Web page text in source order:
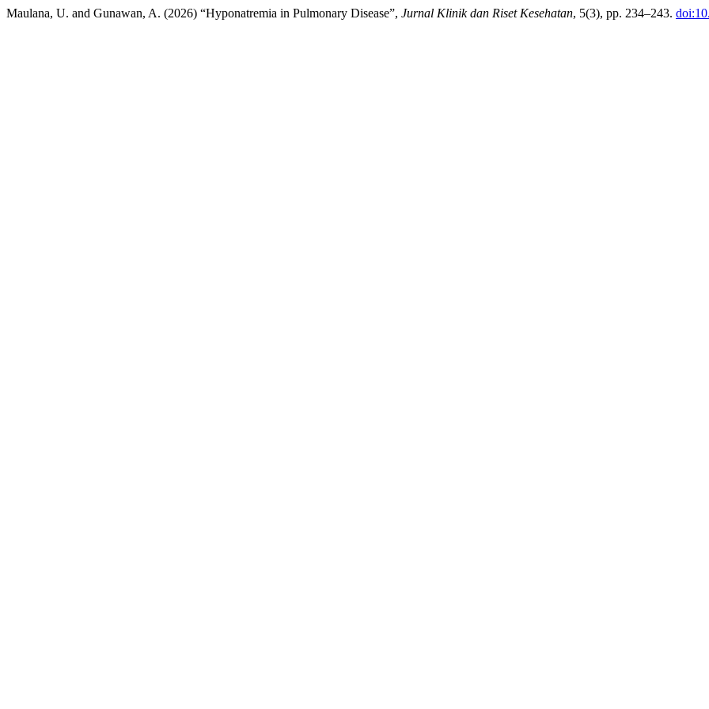
Maulana, U. and Gunawan, A. (2026) “Hyponatremia in Pulmonary Disease”, Jurnal Klinik dan Riset Kesehatan, 5(3), pp. 234–243.